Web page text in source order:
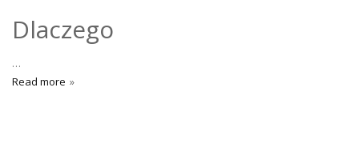
Dlaczego
…
Read more